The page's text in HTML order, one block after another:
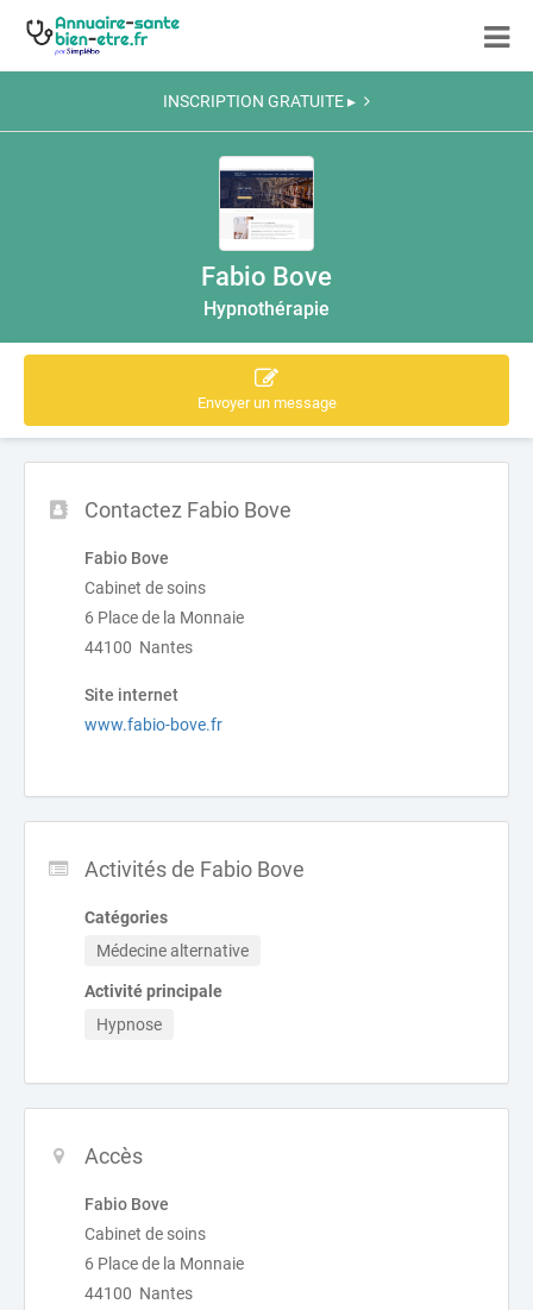
INSCRIPTION GRATUITE ▸
Fabio Bove
Hypnothérapie
Envoyer un message
Contactez Fabio Bove
Fabio Bove
Cabinet de soins
6 Place de la Monnaie
44100 Nantes
Site internet
www.fabio-bove.fr
Activités de Fabio Bove
Catégories
Médecine alternative
Activité principale
Hypnose
Accès
Fabio Bove
Cabinet de soins
6 Place de la Monnaie
44100 Nantes